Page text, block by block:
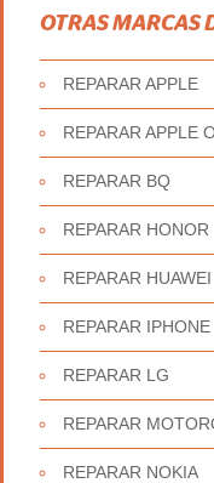
OTRAS MARCAS
REPARAR APPLE
REPARAR APPLE
REPARAR BQ
REPARAR HONOR
REPARAR HUAWEI
REPARAR IPHONE
REPARAR LG
REPARAR
REPARAR NOKIA